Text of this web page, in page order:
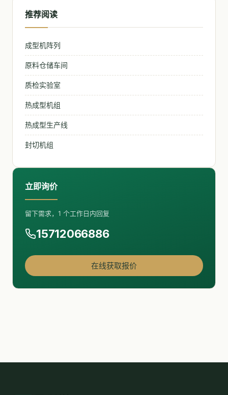
推荐阅读
成型机阵列
原料仓储车间
质检实验室
热成型机组
热成型生产线
封切机组
立即询价
留下需求，1 个工作日内回复
15712066886
在线获取报价